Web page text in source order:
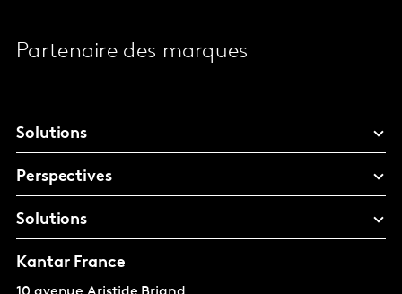
Partenaire des marques
Solutions
Perspectives
Solutions
Kantar France